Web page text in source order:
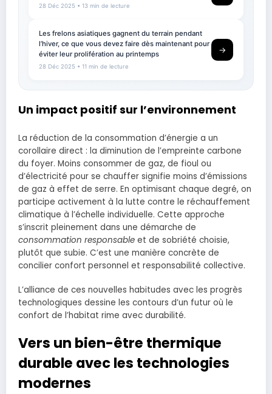
28 Déc 2025 • 13 min de lecture
Les frelons asiatiques gagnent du terrain pendant
l’hiver, ce que vous devez faire dès maintenant pour
éviter leur prolifération au printemps
28 Déc 2025 • 11 min de lecture
→
Un impact positif sur l’environnement
La réduction de la consommation d’énergie a un
corollaire direct : la diminution de l’empreinte carbone
du foyer. Moins consommer de gaz, de fioul ou
d’électricité pour se chauffer signifie moins d’émissions
de gaz à effet de serre. En optimisant chaque degré, on
participe activement à la lutte contre le réchauffement
climatique à l’échelle individuelle. Cette approche
s’inscrit pleinement dans une démarche de
consommation responsable et de sobriété choisie,
plutôt que subie. C’est une manière concrète de
concilier confort personnel et responsabilité collective.
L’alliance de ces nouvelles habitudes avec les progrès
technologiques dessine les contours d’un futur où le
confort de l’habitat rime avec durabilité.
Vers un bien-être thermique
durable avec les technologies
modernes